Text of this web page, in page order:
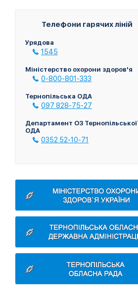
Телефони гарячих ліній
Урядова
1545
Міністерство охорони здоров'я
0-800-801-333
Тернопільська ОДА
097 828-75-27
Департамент ОЗ Тернопільської
ОДА
0352 52-10-71